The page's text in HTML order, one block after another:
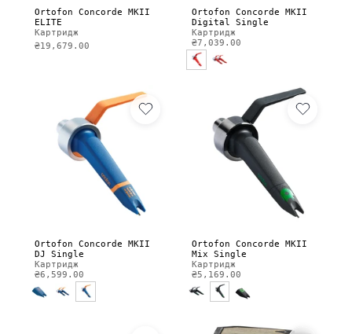
Ortofon Concorde MKII
ELITE
Картридж
₴19,679.00
Ortofon Concorde MKII
Digital Single
Картридж
₴7,039.00
Ortofon Concorde MKII
DJ Single
Картридж
₴6,599.00
Ortofon Concorde MKII
Mix Single
Картридж
₴5,169.00